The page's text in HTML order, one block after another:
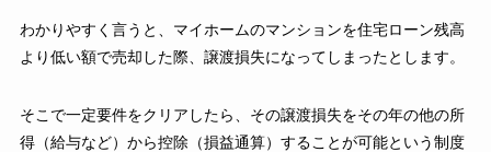
わかりやすく言うと、マイホームのマンションを住宅ローン残高
より低い額で売却した際、譲渡損失になってしまったとします。
そこで一定要件をクリアしたら、その譲渡損失をその年の他の所
得（給与など）から控除（損益通算）することが可能という制度